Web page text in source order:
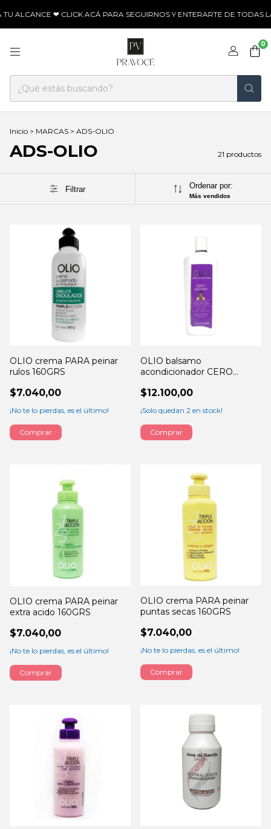
❤ CLICK ACÁ PARA SEGUIRNOS Y ENTERARTE DE TODAS LAS
0
Inicio > MARCAS > ADS-OLIO
ADS-OLIO 21 productos
Filtrar Ordenar por:
Más vendidos
OLIO crema PARA peinar
rulos 160GRS
$7.040,00
¡No te lo pierdas, es el último!
OLIO balsamo
acondicionador CERO
$12.100,00
¡Solo quedan 2 en stock!
OLIO crema PARA peinar
extra acido 160GRS
$7.040,00
¡No te lo pierdas, es el último!
OLIO crema PARA peinar
puntas secas 160GRS
$7.040,00
¡No te lo pierdas, es el último!